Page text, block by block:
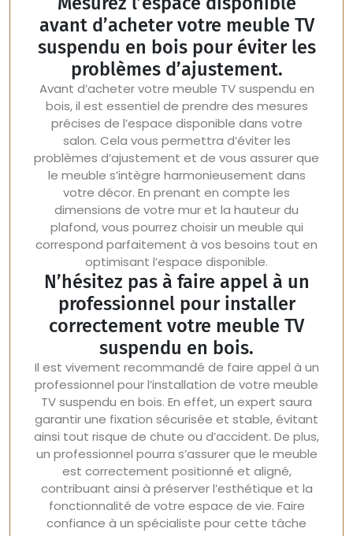
avant d’acheter votre meuble TV
suspendu en bois pour éviter les
problèmes d’ajustement.
Avant d’acheter votre meuble TV suspendu en
bois, il est essentiel de prendre des mesures
précises de l’espace disponible dans votre
salon. Cela vous permettra d’éviter les
problèmes d’ajustement et de vous assurer que
le meuble s’intègre harmonieusement dans
votre décor. En prenant en compte les
dimensions de votre mur et la hauteur du
plafond, vous pourrez choisir un meuble qui
correspond parfaitement à vos besoins tout en
optimisant l’espace disponible.
N’hésitez pas à faire appel à un
professionnel pour installer
correctement votre meuble TV
suspendu en bois.
Il est vivement recommandé de faire appel à un
professionnel pour l’installation de votre meuble
TV suspendu en bois. En effet, un expert saura
garantir une fixation sécurisée et stable, évitant
ainsi tout risque de chute ou d’accident. De plus,
un professionnel pourra s’assurer que le meuble
est correctement positionné et aligné,
contribuant ainsi à préserver l’esthétique et la
fonctionnalité de votre espace de vie. Faire
confiance à un spécialiste pour cette tâche